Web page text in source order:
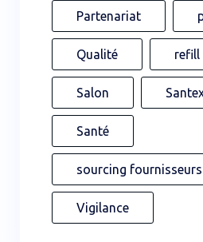
Partenariat
Qualité refill
Salon
Santé
sourcing fournisseurs
Vigilance